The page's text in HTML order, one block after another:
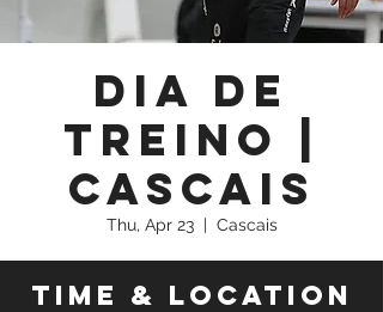
Dia de
Treino |
Cascais
Thu, Apr 23
  |
Cascais
Time & Location